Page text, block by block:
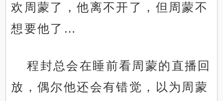
欢周蒙了，他离不开了，但周蒙不
想要他了…
程封总会在睡前看周蒙的直播回
放，偶尔他还会有错觉，以为周蒙